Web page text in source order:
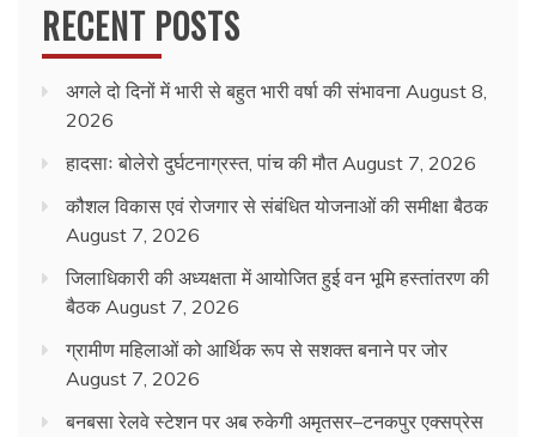
RECENT POSTS
अगले दो दिनों में भारी से बहुत भारी वर्षा की संभावना August 8,
2026
हादसाः बोलेरो दुर्घटनाग्रस्त, पांच की मौत August 7, 2026
कौशल विकास एवं रोजगार से संबंधित योजनाओं की समीक्षा बैठक
August 7, 2026
जिलाधिकारी की अध्यक्षता में आयोजित हुई वन भूमि हस्तांतरण की
बैठक August 7, 2026
ग्रामीण महिलाओं को आर्थिक रूप से सशक्त बनाने पर जोर
August 7, 2026
बनबसा रेलवे स्टेशन पर अब रुकेगी अमृतसर–टनकपुर एक्सप्रेस